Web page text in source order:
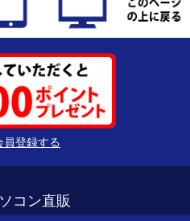
員登録する
コン直販